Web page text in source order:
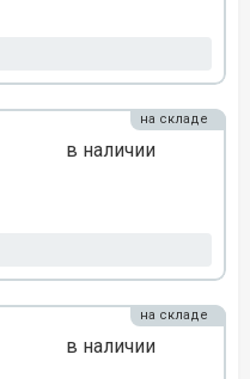
в наличии
на складе
в наличии
на складе